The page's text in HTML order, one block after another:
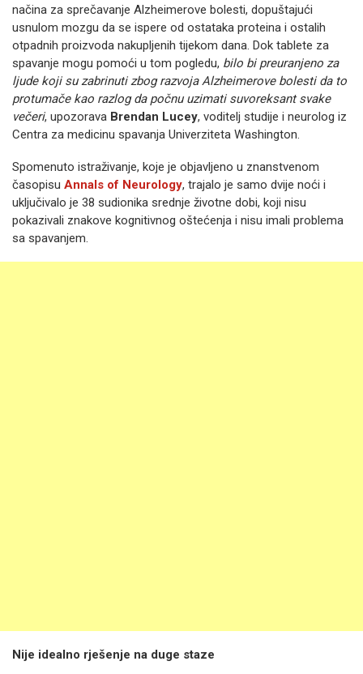
načina za sprečavanje Alzheimerove bolesti, dopuštajući
usnulom mozgu da se ispere od ostataka proteina i ostalih
otpadnih proizvoda nakupljenih tijekom dana. Dok tablete za
spavanje mogu pomoći u tom pogledu, bilo bi preuranjeno za
ljude koji su zabrinuti zbog razvoja Alzheimerove bolesti da to
protumače kao razlog da počnu uzimati suvoreksant svake
večeri, upozorava Brendan Lucey, voditelj studije i neurolog iz
Centra za medicinu spavanja Univerziteta Washington.
Spomenuto istraživanje, koje je objavljeno u znanstvenom
časopisu Annals of Neurology, trajalo je samo dvije noći i
uključivalo je 38 sudionika srednje životne dobi, koji nisu
pokazivali znakove kognitivnog oštećenja i nisu imali problema
sa spavanjem.
Nije idealno rješenje na duge staze